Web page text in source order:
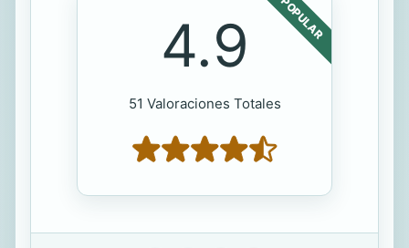
POPULAR
4.9
51 Valoraciones Totales